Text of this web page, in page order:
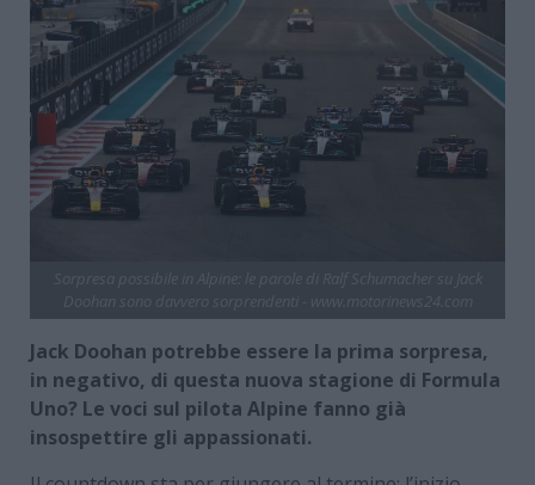
Jack Doohan potrebbe essere la prima sorpresa,
in negativo, di questa nuova stagione di Formula
Uno? Le voci sul pilota Alpine fanno già
insospettire gli appassionati.